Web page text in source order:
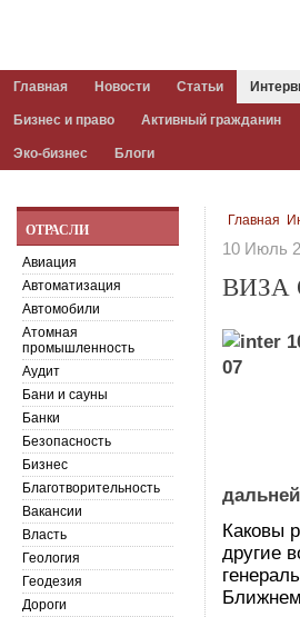
Главная Новости Статьи
Бизнес и право Активный гражданин
Эко-бизнес Блоги
Главная
10 Июль
ВИЗА
Каковы
другие
ОТРАСЛИ
Авиация
Автоматизация
Автомобили
Атомная
промышленность
Аудит
Бани и сауны
Банки
Безопасность
Бизнес
Благотворительность
Вакансии
Власть
Геология
Геодезия
Дороги